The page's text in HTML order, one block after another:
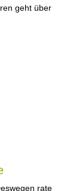
geht über
raten